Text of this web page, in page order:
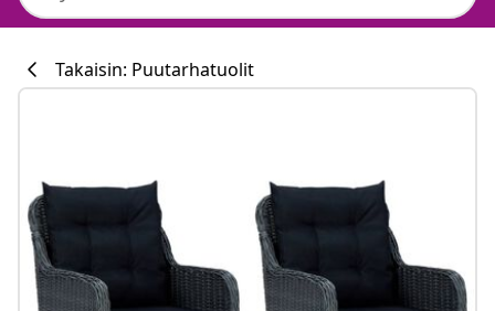
#sharemevidaxl
Takaisin: Puutarhatuolit